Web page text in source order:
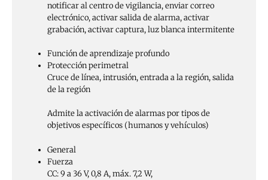
notificar al centro de vigilancia, enviar correo
electrónico, activar salida de alarma, activar
grabación, activar captura, luz blanca intermitente
Función de aprendizaje profundo
Protección perimetral
Cruce de línea, intrusión, entrada a la región, salida
de la región
Admite la activación de alarmas por tipos de
objetivos específicos (humanos y vehículos)
General
Fuerza
CC: 9 a 36 V, 0,8 A, máx. 7,2 W,